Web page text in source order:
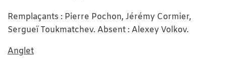
Remplaçants : Pierre Pochon, Jérémy Cormier,
Sergueï Toukmatchev. Absent : Alexey Volkov.
Anglet